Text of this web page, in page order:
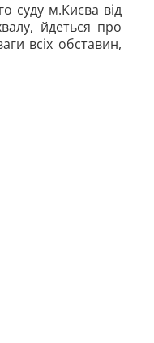
суду м.Києва від
йдеться про
всіх обставин,